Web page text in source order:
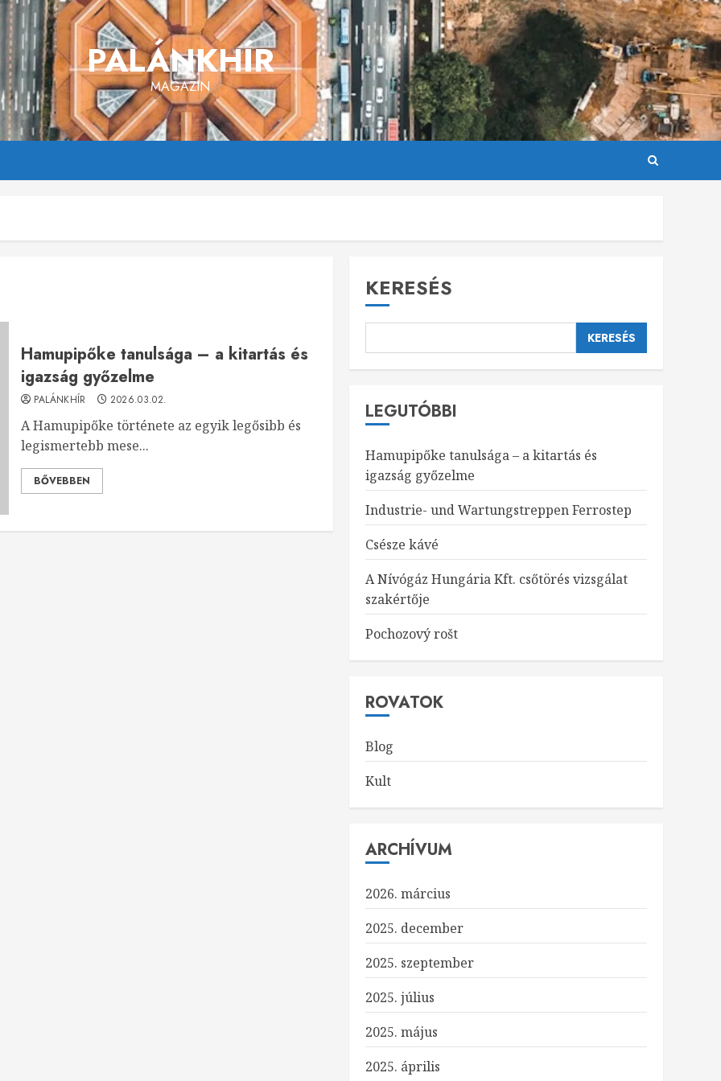
PALÁNKHÍR
MAGAZIN
Hamupipőke tanulsága – a kitartás és
igazság győzelme
PALÁNKHÍR 2026.03.02.
A Hamupipőke története az egyik legősibb és
legismertebb mese...
BŐVEBBEN
KERESÉS
KERESÉS
LEGUTÓBBI
Hamupipőke tanulsága – a kitartás és
igazság győzelme
Industrie- und Wartungstreppen Ferrostep
Csésze kávé
A Nívógáz Hungária Kft. csőtörés vizsgálat
szakértője
Pochozový rošt
ROVATOK
Blog
Kult
ARCHÍVUM
2026. március
2025. december
2025. szeptember
2025. július
2025. május
2025. április